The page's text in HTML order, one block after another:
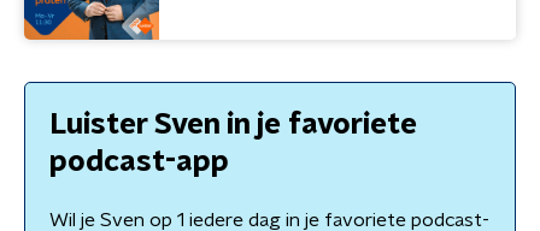
Luister Sven in je favoriete
podcast-app
Wil je Sven op 1 iedere dag in je favoriete podcast-